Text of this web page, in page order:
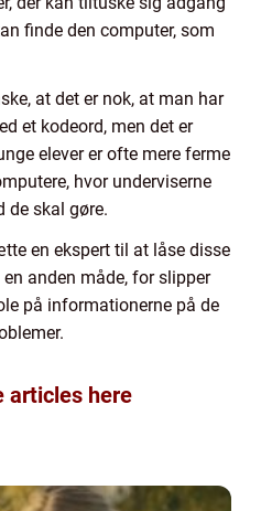
finde den computer, som
at det er nok, at man har
et kodeord, men det er
elever er ofte mere ferme
hvor underviserne
de skal gøre.
en ekspert til at låse disse
anden måde, for slipper
på informationerne på de
articles here